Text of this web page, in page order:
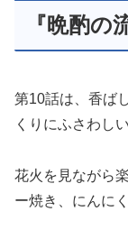
『晩酌の
第10話は、香ば
くりにふさわし
花火を見ながら
ー焼き、にんに